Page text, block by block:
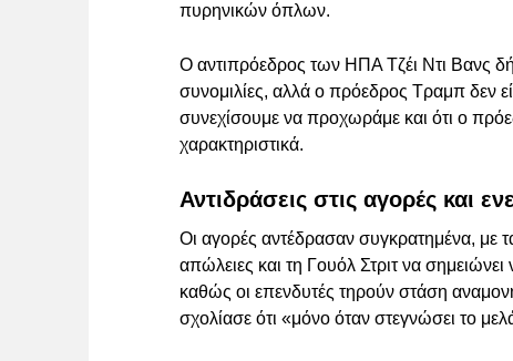
πυρηνικών όπλων.
Ο αντιπρόεδρος των ΗΠΑ Τζέι Ντι Βανς
συνομιλίες, αλλά ο πρόεδρος Τραμπ δεν
συνεχίσουμε να προχωράμε και ότι ο
χαρακτηριστικά.
Αντιδράσεις στις αγορές και
Οι αγορές αντέδρασαν συγκρατημένα, με
απώλειες και τη Γουόλ Στριτ να
καθώς οι επενδυτές τηρούν στάση
σχολίασε ότι «μόνο όταν στεγνώσει το